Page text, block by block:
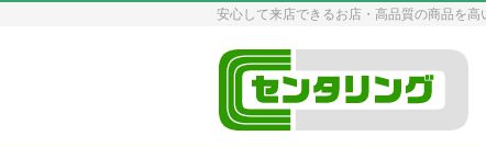
安心して来店できるお店・高品質の商品を